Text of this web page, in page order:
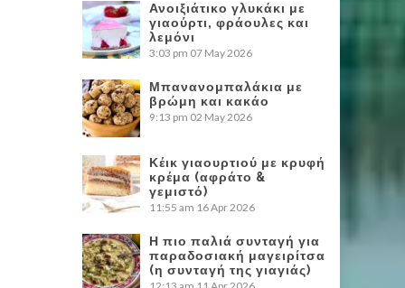
Ανοιξιάτικο γλυκάκι με
γιαούρτι, φράουλες και
λεμόνι
3:03 pm 07 May 2026
Μπανανομπαλάκια με
βρώμη και κακάο
9:13 pm 02 May 2026
Κέικ γιαουρτιού με κρυφή
κρέμα (αφράτο &
γεμιστό)
11:55 am 16 Apr 2026
Η πιο παλιά συνταγή για
παραδοσιακή μαγειρίτσα
(η συνταγή της γιαγιάς)